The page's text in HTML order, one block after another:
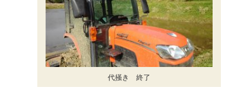
代掻き 終了